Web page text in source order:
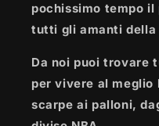
pochissimo tempo
tutti gli amanti della
Da noi puoi trovare
per vivere al
scarpe ai palloni,